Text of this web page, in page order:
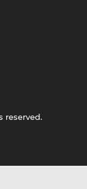
reserved.